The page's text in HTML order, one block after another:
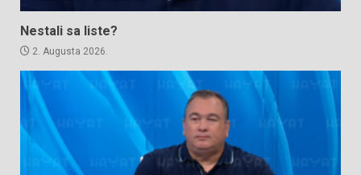
Nestali sa liste?
2. Augusta 2026.